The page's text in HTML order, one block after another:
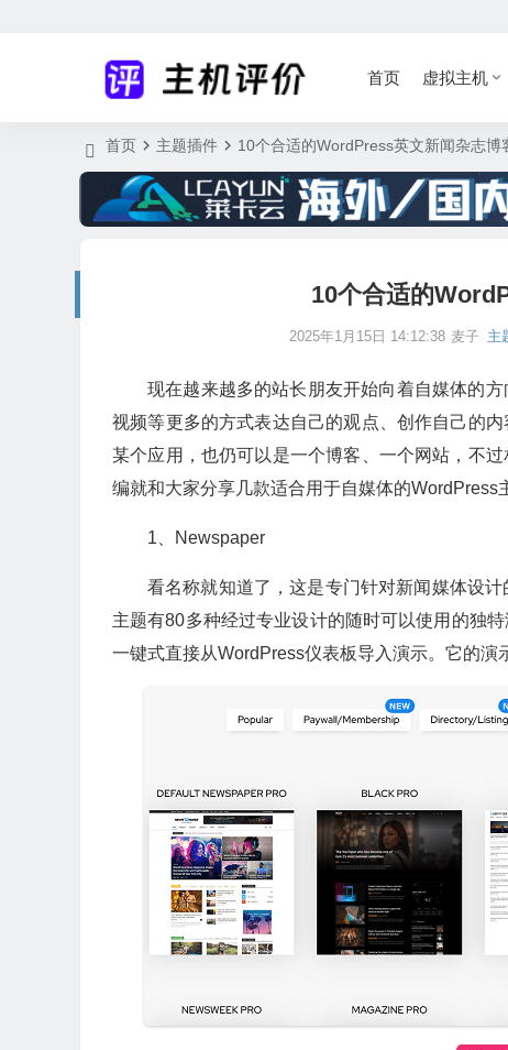
首页 虚拟主机
首页 主题插件 10个合适的WordPress英文新闻杂志博
10个合适的
2025年1月15日 14:12:38 麦子 主
现在越来越多的站长朋友开始向着自媒体的
视频等更多的方式表达自己的观点、创作自己的
某个应用，也仍可以是一个博客、一个网站，不
编就和大家分享几款适合用于自媒体的WordPress
1、Newspaper
看名称就知道了，这是专门针对新闻媒体设
主题有80多种经过专业设计的随时可以使用的独
一键式直接从WordPress仪表板导入演示。它的演